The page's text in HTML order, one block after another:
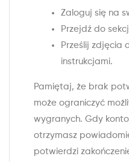
Zaloguj się na
Przejdź do
Prześlij zdjęcia
instrukcjami.
Pamiętaj, że brak
może ograniczyć
wygranych. Gdy
otrzymasz
potwierdzi